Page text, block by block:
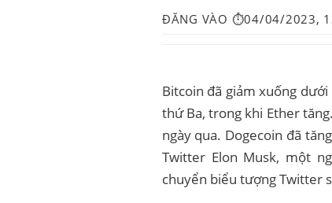
ĐĂNG VÀO ⏱️04/04/2023,
Bitcoin đã giảm xuống
thứ Ba, trong khi Ether
ngày qua. Dogecoin đã
Twitter Elon Musk, một
chuyển biểu tượng Twitter